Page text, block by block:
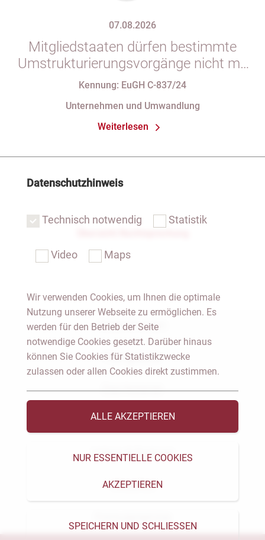
07.08.2026
Mitgliedstaaten dürfen bestimmte
Umstrukturierungsvorgänge nicht mit
indirekten Steuern belasten
Kennung: EuGH C-837/24
Unternehmen und Umwandlung
Weiterlesen
Notar Dresden
Fachgebiete
Das Notariat
Vorträge & Veröffentlichungen
Videos & Podcast
Aktuelles
Datenschutzhinweis
Technisch notwendig Statistik
Video Maps
Wir verwenden Cookies, um Ihnen die optimale
Nutzung unserer Webseite zu ermöglichen. Es
werden für den Betrieb der Seite
notwendige Cookies gesetzt. Darüber hinaus
können Sie Cookies für Statistikzwecke
zulassen oder allen Cookies direkt zustimmen.
ALLE AKZEPTIEREN
NUR ESSENTIELLE COOKIES
AKZEPTIEREN
SPEICHERN UND SCHLIESSEN